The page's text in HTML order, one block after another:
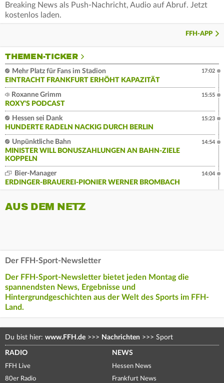
Breaking News als Push-Nachricht, Audio auf Abruf. Jetzt
kostenlos laden.
FFH-APP
THEMEN-TICKER
Mehr Platz für Fans im Stadion
EINTRACHT FRANKFURT ERHÖHT KAPAZITÄT
17:02
Roxanne Grimm
ROXY'S PODCAST
15:55
Hessen sei Dank
HUNDERTE RADELN NACKIG DURCH BERLIN
15:23
Unpünktliche Bahn
MINISTER WILL BONUSZAHLUNGEN AN BAHN-ZIELE
KOPPELN
14:54
Bier-Manager
ERDINGER-BRAUEREI-PIONIER WERNER BROMBACH
14:04
AUS DEM NETZ
Der FFH-Sport-Newsletter
Der FFH-Sport-Newsletter bietet jeden Montag die
spannendsten News, Ergebnisse und
Hintergrundgeschichten aus der Welt des Sports im FFH-
Land.
Du bist hier: www.FFH.de >>> Nachrichten >>> Sport
RADIO
FFH Live
80er Radio
NEWS
Hessen News
Frankfurt News